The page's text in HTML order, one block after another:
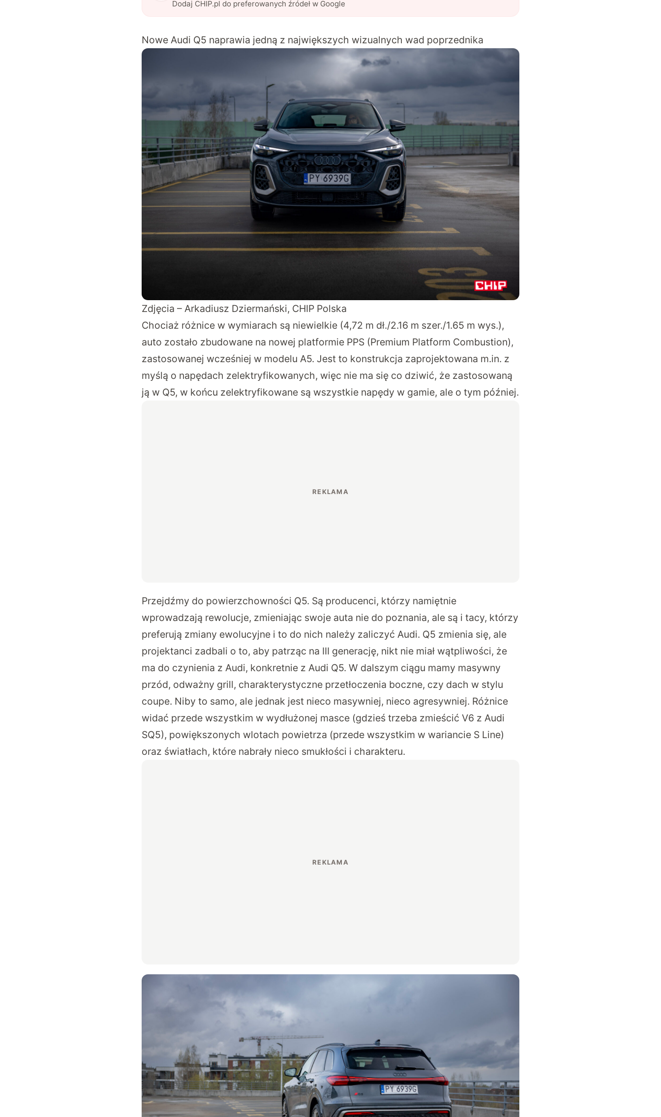
Dodaj CHIP.pl do preferowanych źródeł w Google
Nowe Audi Q5 naprawia jedną z największych wizualnych wad poprzednika
Zdjęcia – Arkadiusz Dziermański, CHIP Polska
Chociaż różnice w wymiarach są niewielkie (4,72 m dł./2.16 m szer./1.65 m wys.),
auto zostało zbudowane na nowej platformie PPS (Premium Platform Combustion),
zastosowanej wcześniej w modelu A5. Jest to konstrukcja zaprojektowana m.in. z
myślą o napędach zelektryfikowanych, więc nie ma się co dziwić, że zastosowaną
ją w Q5, w końcu zelektryfikowane są wszystkie napędy w gamie, ale o tym później.
Przejdźmy do powierzchowności Q5. Są producenci, którzy namiętnie
wprowadzają rewolucje, zmieniając swoje auta nie do poznania, ale są i tacy, którzy
preferują zmiany ewolucyjne i to do nich należy zaliczyć Audi. Q5 zmienia się, ale
projektanci zadbali o to, aby patrząc na III generację, nikt nie miał wątpliwości, że
ma do czynienia z Audi, konkretnie z Audi Q5. W dalszym ciągu mamy masywny
przód, odważny grill, charakterystyczne przetłoczenia boczne, czy dach w stylu
coupe. Niby to samo, ale jednak jest nieco masywniej, nieco agresywniej. Różnice
widać przede wszystkim w wydłużonej masce (gdzieś trzeba zmieścić V6 z Audi
SQ5), powiększonych wlotach powietrza (przede wszystkim w wariancie S Line)
oraz światłach, które nabrały nieco smukłości i charakteru.